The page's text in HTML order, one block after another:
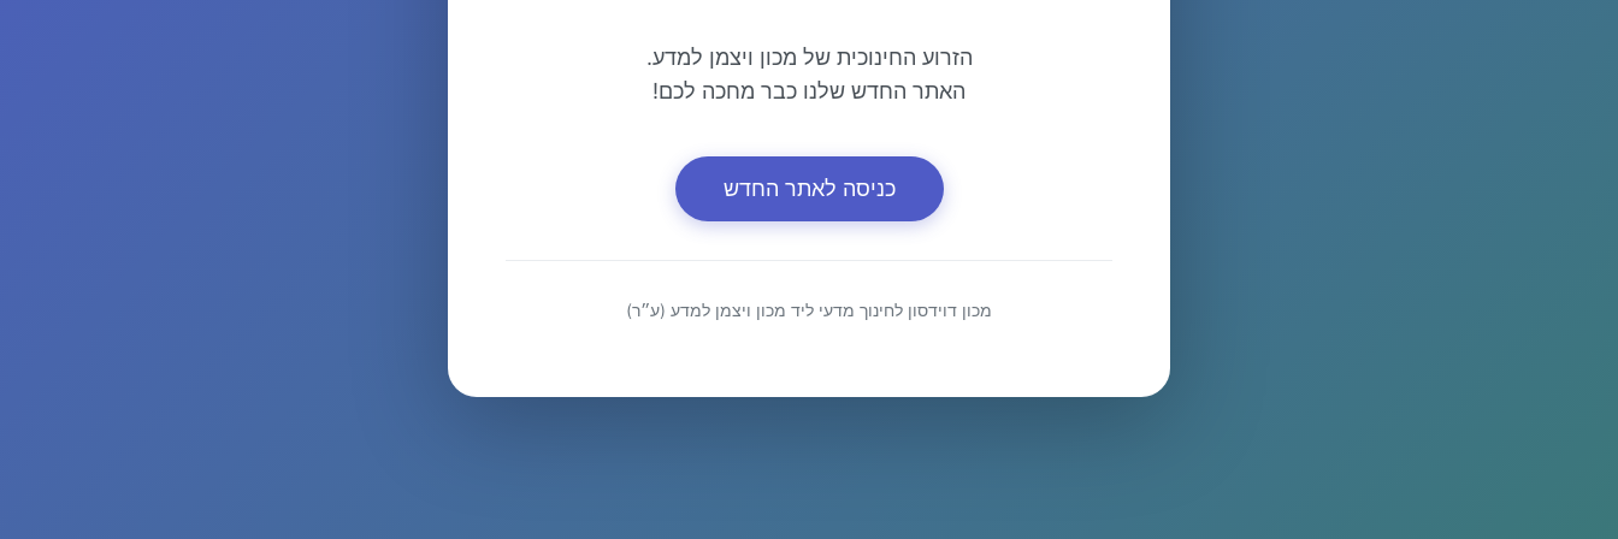
הזרוע החינוכית של מכון ויצמן למדע.
האתר החדש שלנו כבר מחכה לכם!
כניסה לאתר החדש
מכון דוידסון לחינוך מדעי ליד מכון ויצמן למדע (ע״ר)